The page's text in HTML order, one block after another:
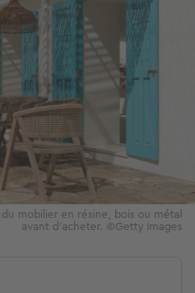
mobilier en résine, bois ou métal
avant d'acheter. ©Getty Images